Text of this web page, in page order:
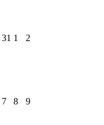
31 1 2
7 8 9